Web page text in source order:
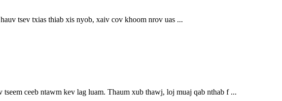
tsev txias thiab xis nyob, xaiv cov khoom nrov uas ...
ceeb ntawm kev lag luam. Thaum xub thawj, loj muaj qab nthab f ...